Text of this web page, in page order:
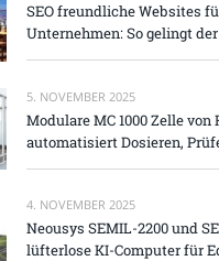
SEO freundliche Websites
Unternehmen: So gelingt
5. NOVEMBER 2025
Modulare MC 1000 Zelle von
automatisiert Dosieren,
4. NOVEMBER 2025
Neousys SEMIL-2200 und
lüfterlose KI-Computer für